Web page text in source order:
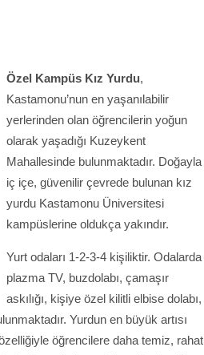
Özel Kampüs Kız Yurdu,
Kastamonu’nun en yaşanılabilir
yerlerinden olan öğrencilerin yoğun
olarak yaşadığı Kuzeykent
Mahallesinde bulunmaktadır. Doğayla
iç içe, güvenilir çevrede bulunan kız
yurdu Kastamonu Üniversitesi
kampüslerine oldukça yakındır.
Yurt odaları 1-2-3-4 kişiliktir. Odalarda
plazma TV, buzdolabı, çamaşır
askılığı, kişiye özel kilitli elbise dolabı,
Yurdun en büyük artısı
öğrencilere daha temiz, rahat